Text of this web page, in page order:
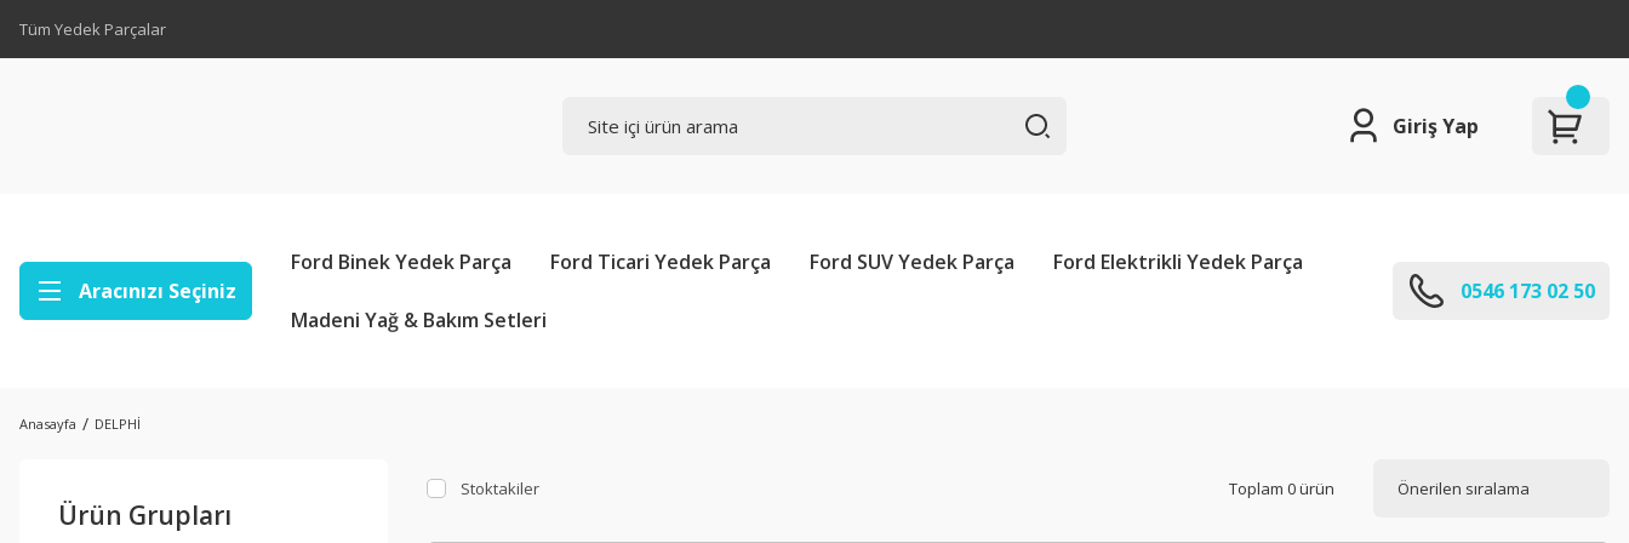
Tüm Yedek Parçalar
Giriş Yap
Aracınızı Seçiniz
Ford Binek Yedek Parça Ford Ticari Yedek Parça Ford SUV Yedek Parça Ford Elektrikli Yedek Parça
Madeni Yağ & Bakım Setleri
0546 173 02 50
Anasayfa DELPHİ
Ürün Grupları
Stoktakiler Toplam 0 ürün